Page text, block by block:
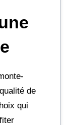
de
qui